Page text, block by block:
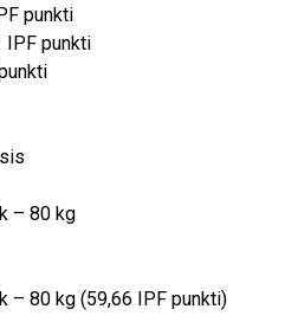
punkti
IPF punkti
– 80 kg
– 80 kg (59,66 IPF punkti)